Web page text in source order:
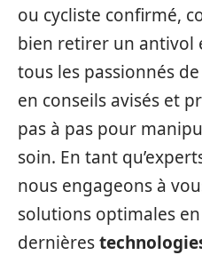
ou cycliste confirmé,
bien retirer un antivol
tous les passionnés de
en conseils avisés et
pas à pas pour
soin. En tant
nous engageons à
solutions optimales
dernières